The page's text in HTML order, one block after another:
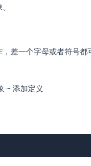
差一个字母或者符号都
~ 添加定义